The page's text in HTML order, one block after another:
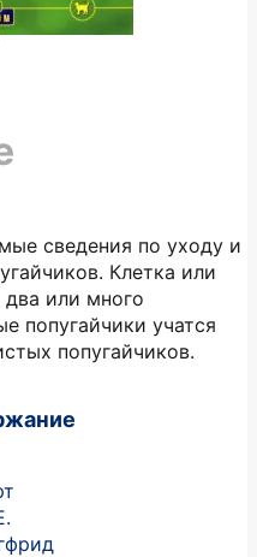
сведения по уходу и
Клетка или
или много
попугайчики учатся
попугайчиков.